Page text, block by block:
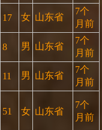
17 女 山东省
7个
月前
8 男 山东省
7个
月前
11 男 山东省
7个
月前
51 女 山东省
7个
月前